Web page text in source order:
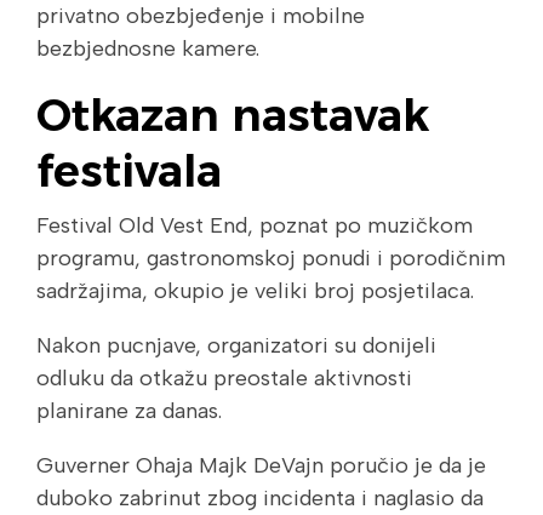
privatno obezbjeđenje i mobilne
bezbjednosne kamere.
Otkazan nastavak
festivala
Festival Old Vest End, poznat po muzičkom
programu, gastronomskoj ponudi i porodičnim
sadržajima, okupio je veliki broj posjetilaca.
Nakon pucnjave, organizatori su donijeli
odluku da otkažu preostale aktivnosti
planirane za danas.
Guverner Ohaja Majk DeVajn poručio je da je
duboko zabrinut zbog incidenta i naglasio da